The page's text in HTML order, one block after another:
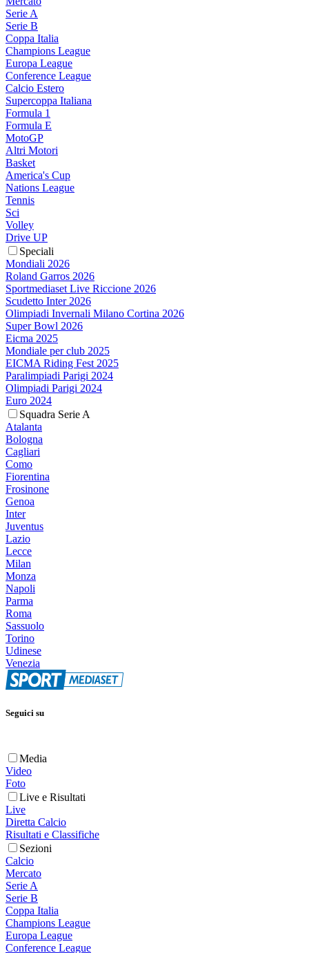
Serie A
Serie B
Coppa Italia
Champions League
Europa League
Conference League
Calcio Estero
Supercoppa Italiana
Formula 1
Formula E
MotoGP
Altri Motori
Basket
America's Cup
Nations League
Tennis
Sci
Volley
Drive UP
Speciali
Mondiali 2026
Roland Garros 2026
Sportmediaset Live Riccione 2026
Scudetto Inter 2026
Olimpiadi Invernali Milano Cortina 2026
Super Bowl 2026
Eicma 2025
Mondiale per club 2025
EICMA Riding Fest 2025
Paralimpiadi Parigi 2024
Olimpiadi Parigi 2024
Euro 2024
Squadra Serie A
Atalanta
Bologna
Cagliari
Como
Fiorentina
Frosinone
Genoa
Inter
Juventus
Lazio
Lecce
Milan
Monza
Napoli
Parma
Roma
Sassuolo
Torino
Udinese
Venezia
Seguici su
Media
Video
Foto
Live e Risultati
Live
Diretta Calcio
Risultati e Classifiche
Sezioni
Calcio
Mercato
Serie A
Serie B
Coppa Italia
Champions League
Europa League
Conference League